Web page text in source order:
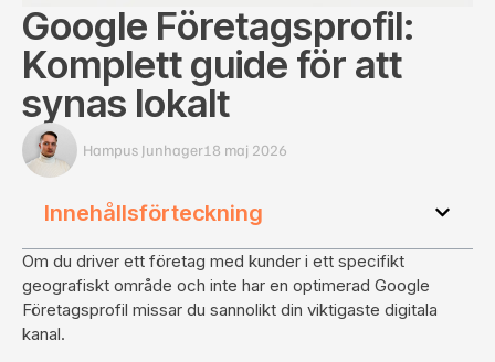
Google Företagsprofil:
Komplett guide för att
synas lokalt
Hampus Junhager18 maj 2026
Innehållsförteckning
Om du driver ett företag med kunder i ett specifikt
geografiskt område och inte har en optimerad Google
Företagsprofil missar du sannolikt din viktigaste digitala
kanal.